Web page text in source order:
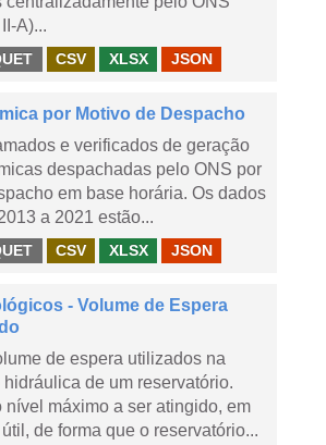
A)...
CSV XLSX JSON
por Motivo de Despacho
e verificados de geração
despachadas pelo ONS por
em base horária. Os dados
a 2021 estão...
CSV XLSX JSON
- Volume de Espera
de espera utilizados na
de um reservatório.
nível máximo a ser atingido, em
de forma que o reservatório...